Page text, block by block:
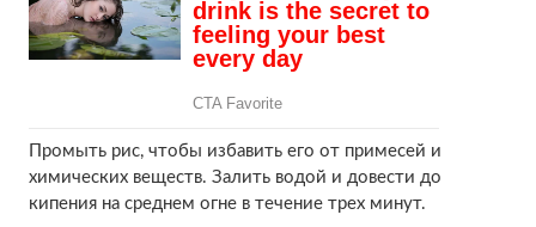
Промыть рис, чтобы избавить его от примесей и
химических веществ. Залить водой и довести до
кипения на среднем огне в течение трех минут.